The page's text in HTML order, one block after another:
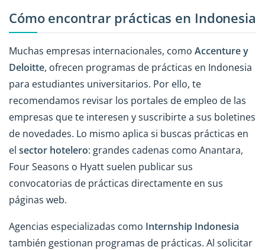
Cómo encontrar prácticas en Indonesia
Muchas empresas internacionales, como Accenture y
Deloitte, ofrecen programas de prácticas en Indonesia
para estudiantes universitarios. Por ello, te
recomendamos revisar los portales de empleo de las
empresas que te interesen y suscribirte a sus boletines
de novedades. Lo mismo aplica si buscas prácticas en
el sector hotelero: grandes cadenas como Anantara,
Four Seasons o Hyatt suelen publicar sus
convocatorias de prácticas directamente en sus
páginas web.
Agencias especializadas como Internship Indonesia
también gestionan programas de prácticas. Al solicitar